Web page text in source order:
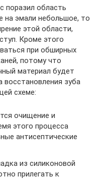
поразил область
на эмали небольшое, то
этой области,
Кроме этого
при обширных
потому что
материал будет
зуба
схеме:
очищение и
этого процесса
антисептические
из силиконовой
прилегать к